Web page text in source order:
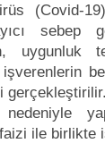
(Covid-
sebep
uygunluk
nedeniyle
ile birlikte